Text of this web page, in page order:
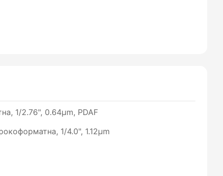
1/2.76", 0.64µm, PDAF
1/4.0", 1.12µm